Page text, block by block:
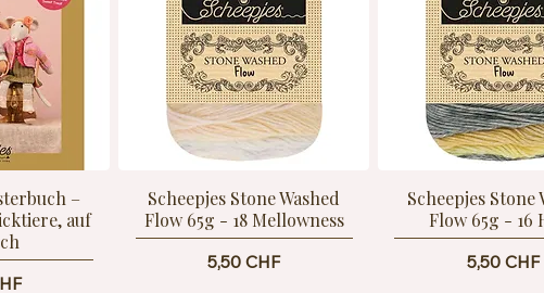
–
auf
Scheepjes Stone Washed
Flow 65g - 18 Mellowness
Preis
5,50 CHF
Scheepjes Stone
Flow 65g - 16
Preis
5,50 CHF